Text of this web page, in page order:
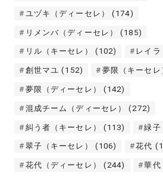
ユヅキ（ディーセレ） (174)
リメンバ（ディーセレ） (185)
リル（キーセレ） (102) レイラ
創世マユ (152) 夢限（キーセレ
夢限（ディーセレ） (142)
混成チーム（ディーセレ） (272)
糾う者（キーセレ） (113) 緑子
翠子（キーセレ） (106) 花代
花代（ディーセレ） (244) 華代